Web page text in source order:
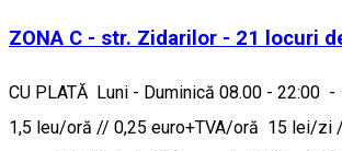
ZONA C - str. Zidarilor - 21 locuri
CU PLATĂ Luni - Duminică 08.00 - 22:00
1,5 leu/oră // 0,25 euro+TVA/oră 15 lei/zi